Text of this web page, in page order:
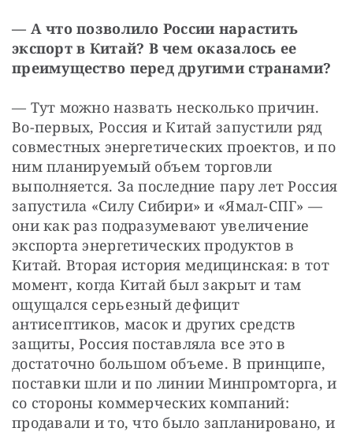
— А что позволило России нарастить
экспорт в Китай? В чем оказалось ее
преимущество перед другими странами?
— Тут можно назвать несколько причин.
Во-первых, Россия и Китай запустили ряд
совместных энергетических проектов, и по
ним планируемый объем торговли
выполняется. За последние пару лет Россия
запустила «Силу Сибири» и «Ямал-СПГ» —
они как раз подразумевают увеличение
экспорта энергетических продуктов в
Китай. Вторая история медицинская: в тот
момент, когда Китай был закрыт и там
ощущался серьезный дефицит
антисептиков, масок и других средств
защиты, Россия поставляла все это в
достаточно большом объеме. В принципе,
поставки шли и по линии Минпромторга, и
со стороны коммерческих компаний:
продавали и то, что было запланировано, и